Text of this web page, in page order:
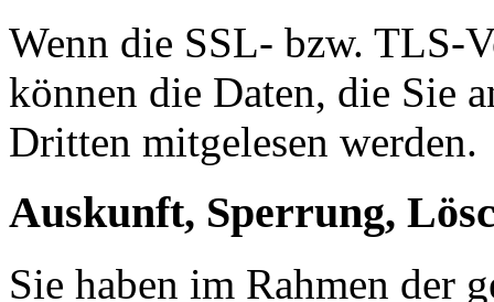
Wenn die SSL- bzw. TLS-
können die Daten, die Sie
Dritten mitgelesen werden.
Auskunft, Sperrung,
Sie haben im Rahmen der